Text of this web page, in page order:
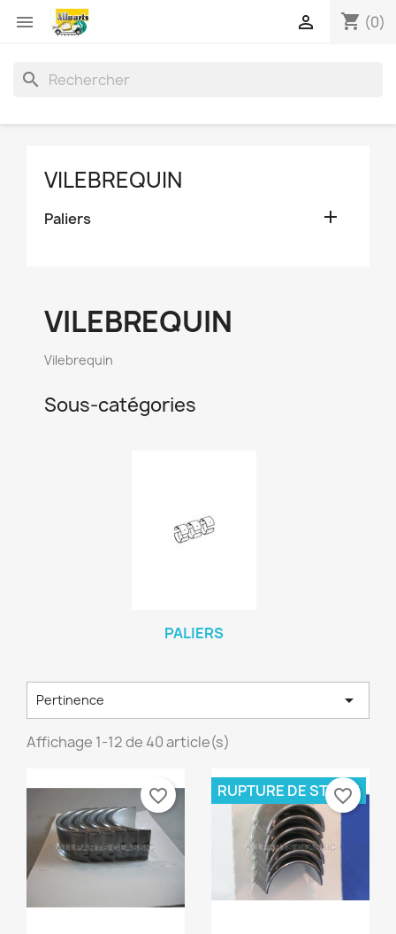
 shopping_cart (0)

search
VILEBREQUIN
Paliers 
VILEBREQUIN
Vilebrequin
Sous-catégories
PALIERS
Pertinence 
Affichage 1-12 de 40 article(s)
favorite_border RUPTURE DE STOCK
favorite_border